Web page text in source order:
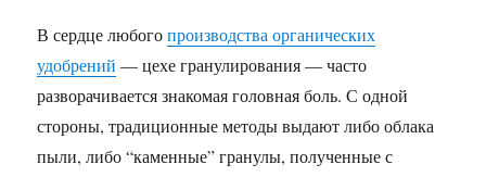
В сердце любогопроизводства органических
удобрений — цехе гранулирования — часто
разворачивается знакомая головная боль. С одной
стороны, традиционные методы выдают либо облака
пыли, либо “каменные” гранулы, полученные с